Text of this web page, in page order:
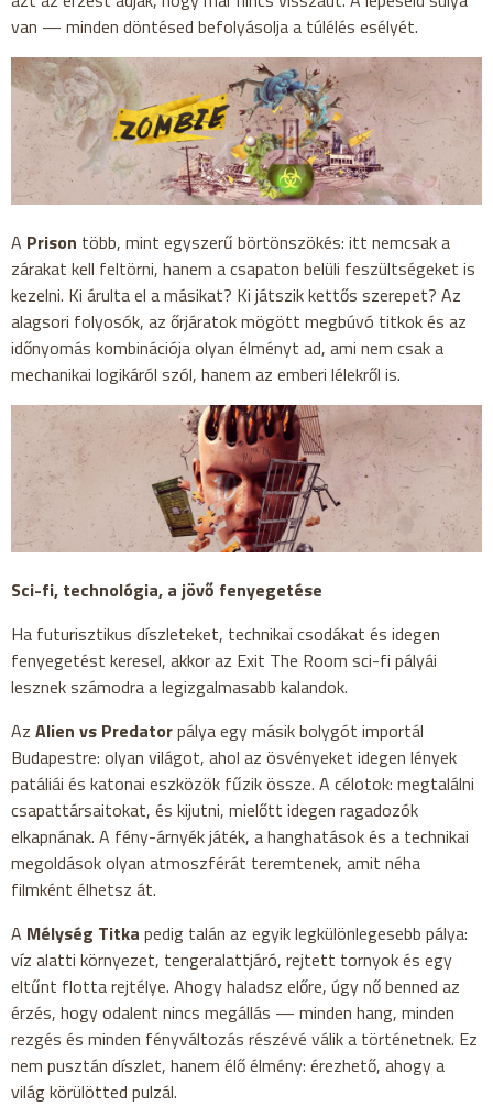
van — minden döntésed befolyásolja a túlélés esélyét.
A Prison több, mint egyszerű börtönszökés: itt nemcsak a
zárakat kell feltörni, hanem a csapaton belüli feszültségeket is
kezelni. Ki árulta el a másikat? Ki játszik kettős szerepet? Az
alagsori folyosók, az őrjáratok mögött megbúvó titkok és az
időnyomás kombinációja olyan élményt ad, ami nem csak a
mechanikai logikáról szól, hanem az emberi lélekről is.
Sci-fi, technológia, a jövő fenyegetése
Ha futurisztikus díszleteket, technikai csodákat és idegen
fenyegetést keresel, akkor az Exit The Room sci-fi pályái
lesznek számodra a legizgalmasabb kalandok.
Az Alien vs Predatorpálya egy másik bolygót importál
Budapestre: olyan világot, ahol az ösvényeket idegen lények
patáliái és katonai eszközök fűzik össze. A célotok: megtalálni
csapattársaitokat, és kijutni, mielőtt idegen ragadozók
elkapnának. A fény-árnyék játék, a hanghatások és a technikai
megoldások olyan atmoszférát teremtenek, amit néha
filmként élhetsz át.
A Mélység Titka pedig talán az egyik legkülönlegesebb pálya:
víz alatti környezet, tengeralattjáró, rejtett tornyok és egy
eltűnt flotta rejtélye. Ahogy haladsz előre, úgy nő benned az
érzés, hogy odalent nincs megállás — minden hang, minden
rezgés és minden fényváltozás részévé válik a történetnek. Ez
nem pusztán díszlet, hanem élő élmény: érezhető, ahogy a
világ körülötted pulzál.